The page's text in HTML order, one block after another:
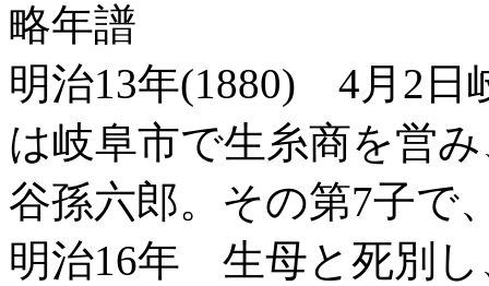
略年譜
明治13年(1880) 4月2日
は岐阜市で生糸商を営
谷孫六郎。その第7子で
明治16年 生母と死別し